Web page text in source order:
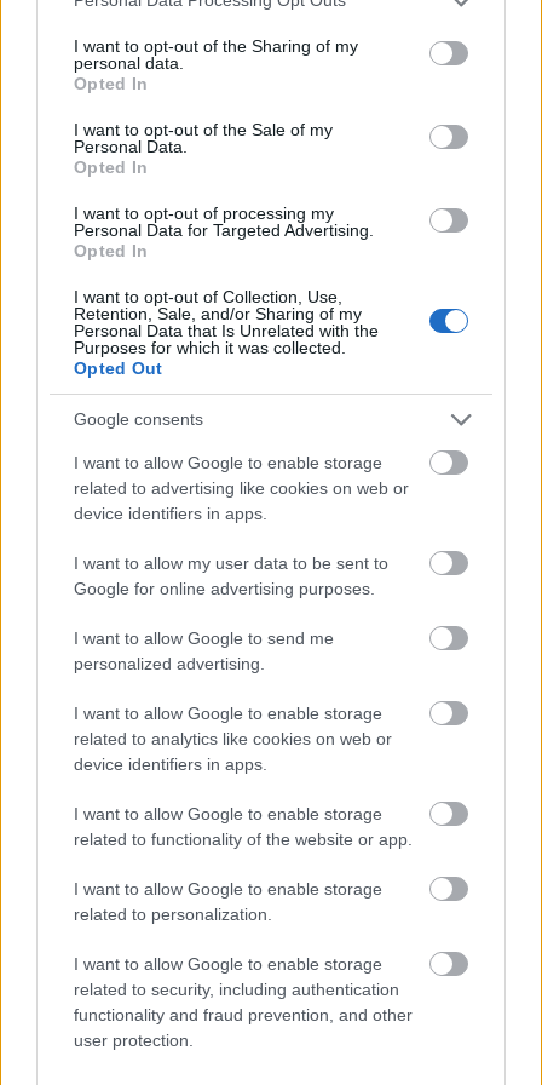
not limited to your visit or usage behaviour. You may click to
grant or deny consent to Google and its third-party tags to
use your data for below specified purposes in below Google
consent section.
I want to opt-out of the Sharing of my
personal data.
Opted In
I want to opt-out of the Sale of my
Personal Data.
Opted In
I want to opt-out of processing my
Personal Data for Targeted Advertising.
Opted In
I want to opt-out of Collection, Use,
Retention, Sale, and/or Sharing of my
Personal Data that Is Unrelated with the
Purposes for which it was collected.
Opted Out
Google consents
I want to allow Google to enable storage
related to advertising like cookies on web or
device identifiers in apps.
I want to allow my user data to be sent to
Google for online advertising purposes.
I want to allow Google to send me
personalized advertising.
I want to allow Google to enable storage
related to analytics like cookies on web or
device identifiers in apps.
I want to allow Google to enable storage
related to functionality of the website or app.
I want to allow Google to enable storage
related to personalization.
I want to allow Google to enable storage
related to security, including authentication
functionality and fraud prevention, and other
user protection.
arénás fellépés között. Igaz, jobban szeretjük a nagy
show-t kisebb helyekre vinni, mint mondjuk fordítva.
Valamikor még a ’90-es években láttuk a Sebadoh-t
fellépni a Reading fesztiválon egy hatalmas
színpadon egy sereg ember előtt, és mégis teljesen
természetesnek tűnt az egész. Arra azért mindig
figyelünk, hogy a szabadság és az a klubkoncertekre
jellemző felszabadultság megmaradjon egy nagyon
színpadon is.
Ryan: Engem azért néha kicsit frusztrál, amikor előre
beosztással játszunk, mert kicsit olyan, mintha ez is
csak valami munka lenne nekünk. Kurvára nem
akarom munkaként felfogni ezt az egészet,
egyszerűen csak fel akarok szabadulni zenélés
közben.
Elég sok időt töltöttetek a legutóbbi
lemezeteket munkálatain, amely sok esetben
nagyon hasonlít az együttes korai időszakára.
Gary: Nem volt előre eltervezett koncepció, hogy
akkor mi most visszatérünk az alapokhoz, és újra
feltaláljuk saját magunkat. Egyszerűen csak megint
hárman maradtunk, amitől felszabadultabbak
lettünk és rengeteget hülyültünk a próbák alatt.
Kicsit olyan volt, mint amikor ezt az egészet
elkezdtük együtt: egy rockbanda a testvéreiddel.
Konkrétan bármit megcsinálhattunk, kizárólag mi
hárman szóltunk bele a végeredménybe. Johnny
összeültek volna a Jarman-tesók, hogy zenekart
alapítsanak.
sokkal súlyosabb gitárhangzást szeretnék. A
negyedik albumon már kicsit kísérleteztem is vele,
de azon a lemezen túl letisztultam, túl szépen szól a
gitár, ami annyira nem az én stílusom. Ebből
szempontból elmondható, ha konkrét koncepció
nem is volt a stúdiózás előtt, de én előre tudtam,
hogy valami garázsosabb megszólalást szeretnek a